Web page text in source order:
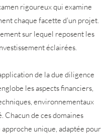
rigoureux qui examine
chaque facette d'un projet.
sur lequel reposent les
éclairées.
de la due diligence
les aspects financiers,
environnementaux
Chacun de ces domaines
unique, adaptée pour